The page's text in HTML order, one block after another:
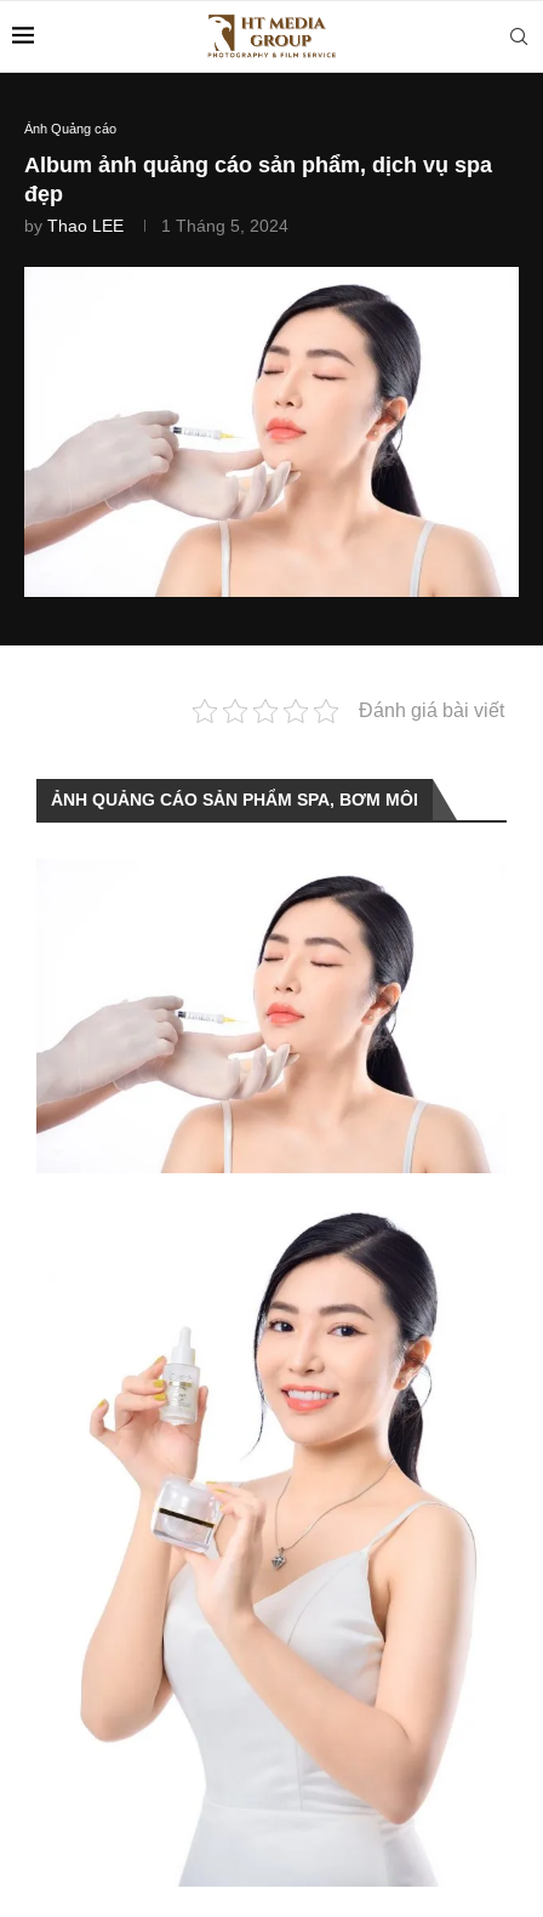
Ảnh Quảng cáo
Album ảnh quảng cáo sản phẩm, dịch vụ spa
đẹp
by Thao LEE 1 Tháng 5, 2024
Đánh giá bài viết
ẢNH QUẢNG CÁO SẢN PHẨM SPA, BƠM MÔI